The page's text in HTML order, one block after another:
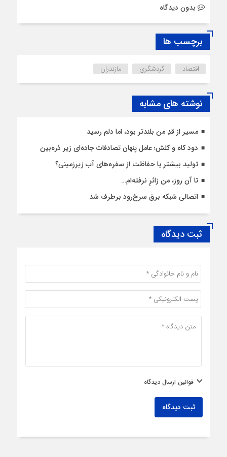
بدون دیدگاه
برچسب ها
اقتصاد گردشگری مازندران
نوشته های مشابه
مسیر از قدِ من بلندتر بود، اما دلم رسید
دود کاه و کلش؛ عامل پنهان تصادفات جاده‌ای زیر ذره‌بین
تولید بیشتر یا حفاظت از سفره‌های آب زیرزمینی؟
تا آن روز، من زائرِ نرفته‌ام…
اتصالی شبکه برق سرخ‌رود برطرف شد
ثبت دیدگاه
قوانین ارسال دیدگاه
ثبت دیدگاه